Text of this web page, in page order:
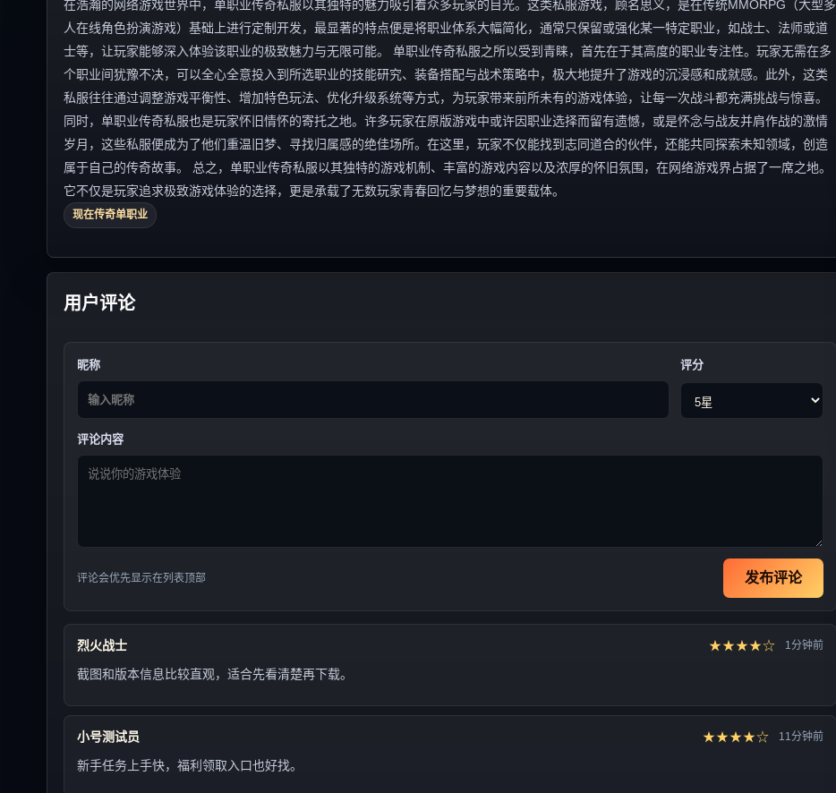
在浩瀚的网络游戏世界中，单职业传奇私服以其独特的魅力吸引着众多玩家的目光。这类私服游戏，顾名思义，是在传统MMORPG（大型多
人在线角色扮演游戏）基础上进行定制开发，最显著的特点便是将职业体系大幅简化，通常只保留或强化某一特定职业，如战士、法师或道
士等，让玩家能够深入体验该职业的极致魅力与无限可能。 单职业传奇私服之所以受到青睐，首先在于其高度的职业专注性。玩家无需在多
个职业间犹豫不决，可以全心全意投入到所选职业的技能研究、装备搭配与战术策略中，极大地提升了游戏的沉浸感和成就感。此外，这类
私服往往通过调整游戏平衡性、增加特色玩法、优化升级系统等方式，为玩家带来前所未有的游戏体验，让每一次战斗都充满挑战与惊喜。
同时，单职业传奇私服也是玩家怀旧情怀的寄托之地。许多玩家在原版游戏中或许因职业选择而留有遗憾，或是怀念与战友并肩作战的激情
岁月，这些私服便成为了他们重温旧梦、寻找归属感的绝佳场所。在这里，玩家不仅能找到志同道合的伙伴，还能共同探索未知领域，创造
属于自己的传奇故事。 总之，单职业传奇私服以其独特的游戏机制、丰富的游戏内容以及浓厚的怀旧氛围，在网络游戏界占据了一席之地。
它不仅是玩家追求极致游戏体验的选择，更是承载了无数玩家青春回忆与梦想的重要载体。
现在传奇单职业
用户评论
昵称 评分
评论内容
评论会优先显示在列表顶部 发布评论
烈火战士 ★★★★☆ 1分钟前
截图和版本信息比较直观，适合先看清楚再下载。
小号测试员 ★★★★☆ 11分钟前
新手任务上手快，福利领取入口也好找。